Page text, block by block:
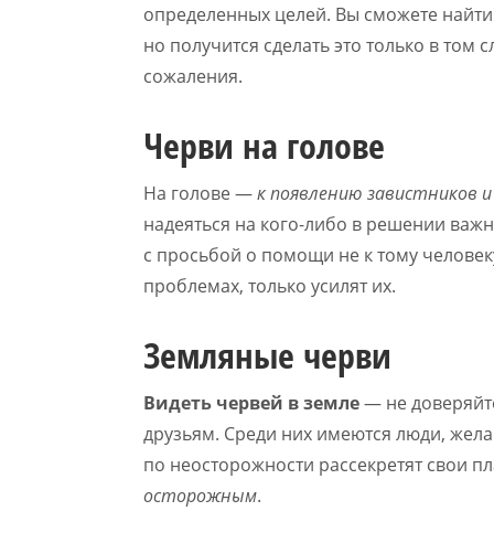
определенных целей. Вы сможете
но получится сделать это только в том
сожаления.
Черви на голове
На голове —к появлению завистников
надеяться на кого-либо в решении
с просьбой о помощи не к тому
проблемах, только усилят их.
Земляные черви
Видеть червей в земле— не
друзьям. Среди них имеются люди,
по неосторожности рассекретят свои
осторожным.